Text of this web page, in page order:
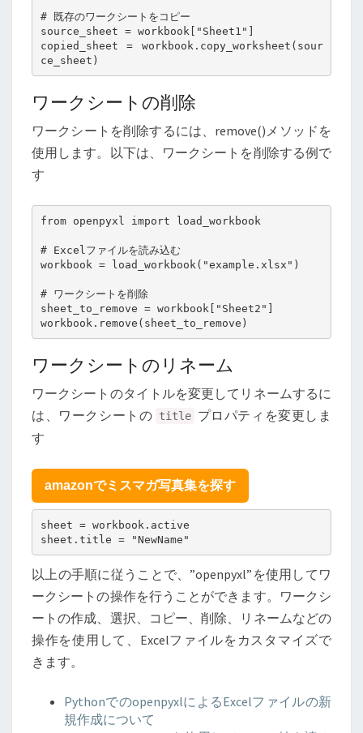
# 既存のワークシートをコピー
source_sheet = workbook["Sheet1"]
copied_sheet = workbook.copy_worksheet(sour
ce_sheet)
ワークシートの削除
ワークシートを削除するには、remove()メソッドを
使用します。以下は、ワークシートを削除する例で
す
from openpyxl import load_workbook
# Excelファイルを読み込む
workbook = load_workbook("example.xlsx")
# ワークシートを削除
sheet_to_remove = workbook["Sheet2"]
workbook.remove(sheet_to_remove)
ワークシートのリネーム
ワークシートのタイトルを変更してリネームするに
は、ワークシートの title プロパティを変更しま
す
amazonでミスマガ写真集を探す
sheet = workbook.active
sheet.title = "NewName"
以上の手順に従うことで、”openpyxl”を使用してワ
ークシートの操作を行うことができます。ワークシ
ートの作成、選択、コピー、削除、リネームなどの
操作を使用して、Excelファイルをカスタマイズで
きます。
PythonでのopenpyxlによるExcelファイルの新
規作成について